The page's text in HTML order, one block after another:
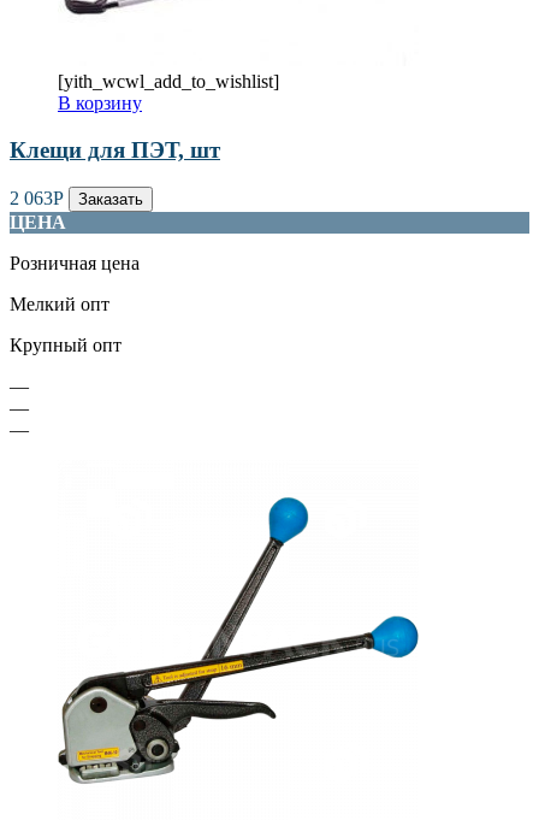
[yith_wcwl_add_to_wishlist]
В корзину
Клещи для ПЭТ, шт
2 063Р Заказать
ЦЕНА
Розничная цена
Мелкий опт
Крупный опт
—
—
—